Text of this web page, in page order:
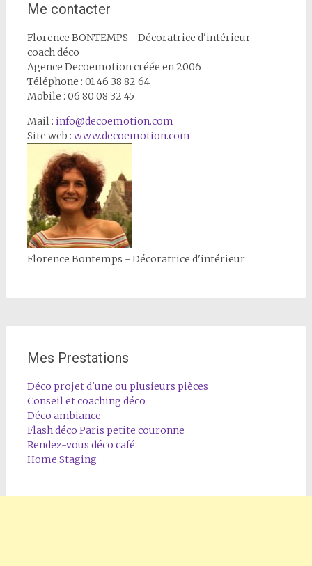
Me contacter
Florence BONTEMPS - Décoratrice d'intérieur -
coach déco
Agence Decoemotion créée en 2006
Téléphone : 01 46 38 82 64
Mobile : 06 80 08 32 45
Mail : info@decoemotion.com
Site web : www.decoemotion.com
Florence Bontemps - Décoratrice d'intérieur
Mes Prestations
Déco projet d'une ou plusieurs pièces
Conseil et coaching déco
Déco ambiance
Flash déco Paris petite couronne
Rendez-vous déco café
Home Staging